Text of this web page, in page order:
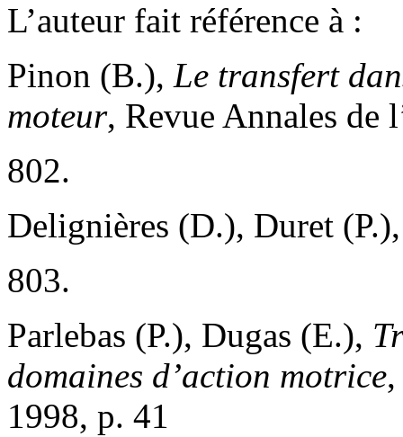
L’auteur fait référence à :
Pinon (B.), Le transfert
moteur, Revue Annales de
802.
Delignières (D.), Duret
803.
Parlebas (P.), Dugas (E.),
domaines d’action motrice
1998, p. 41